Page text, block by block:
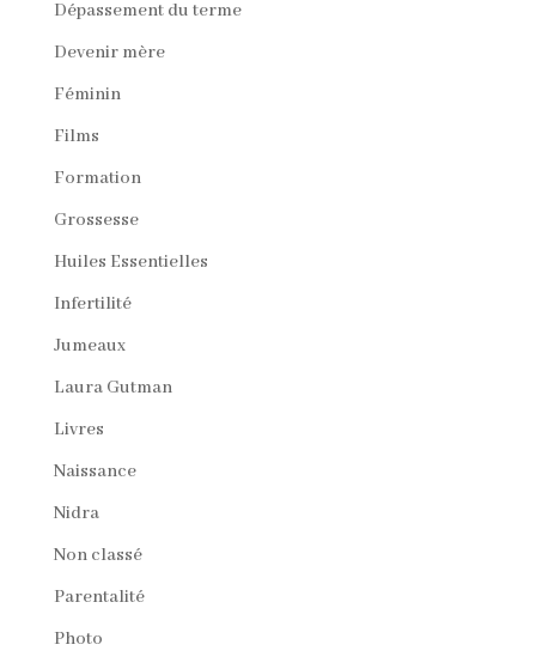
Dépassement du terme
Devenir mère
Féminin
Films
Formation
Grossesse
Huiles Essentielles
Infertilité
Jumeaux
Laura Gutman
Livres
Naissance
Nidra
Non classé
Parentalité
Photo